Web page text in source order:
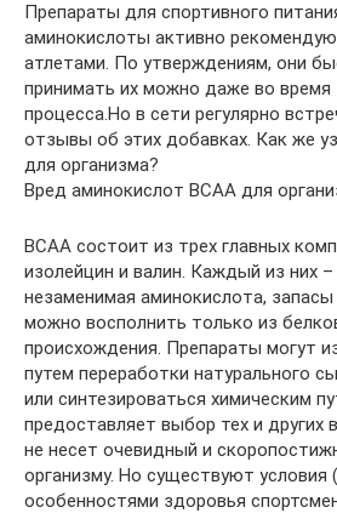
Препараты для спортивного
аминокислоты активно
атлетами. По утверждениям, они
принимать их можно даже во время
процесса.Но в сети регулярно
отзывы об этих добавках. Как же
для организма?
Вред аминокислот BCAA для
BCAA состоит из трех главных
изолейцин и валин. Каждый из них
незаменимая аминокислота,
можно восполнить только из
происхождения. Препараты могут
путем переработки натурального
или синтезироваться химическим
предоставляет выбор тех и других
не несет очевидный и
организму. Но существуют условия
особенностями здоровья